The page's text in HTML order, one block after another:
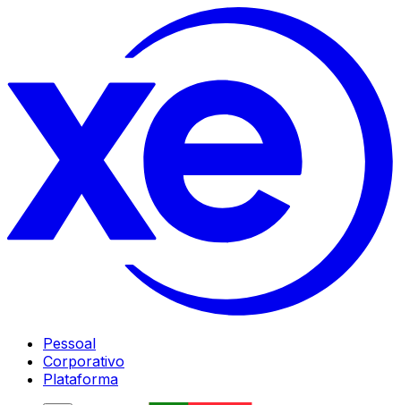
Pessoal
Corporativo
Plataforma